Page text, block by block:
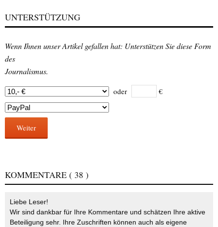
UNTERSTÜTZUNG
Wenn Ihnen unser Artikel gefallen hat: Unterstützen Sie diese Form
des
Journalismus.
oder €
Weiter
KOMMENTARE ( 38 )
Liebe Leser!
Wir sind dankbar für Ihre Kommentare und schätzen Ihre aktive
Beteiligung sehr. Ihre Zuschriften können auch als eigene